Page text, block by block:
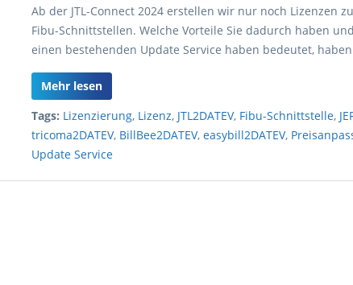
Ab der JTL-Connect 2024 erstellen wir nur noch Lizenzen
Fibu-Schnittstellen. Welche Vorteile Sie dadurch haben
einen bestehenden Update Service haben bedeutet,
Mehr lesen
Tags: Lizenzierung, Lizenz, JTL2DATEV, Fibu-Schnittstelle,
tricoma2DATEV, BillBee2DATEV,easybill2DATEV,
Update Service